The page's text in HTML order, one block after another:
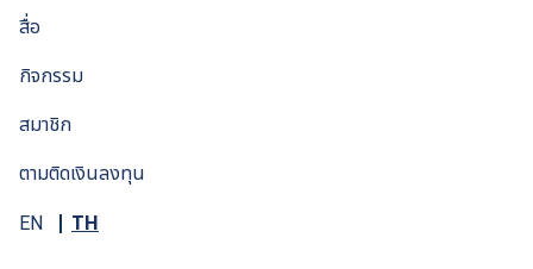
สื่อ
กิจกรรม
สมาชิก
ตามติดเงินลงทุน
EN TH